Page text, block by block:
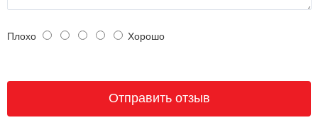
Плохо Хорошо